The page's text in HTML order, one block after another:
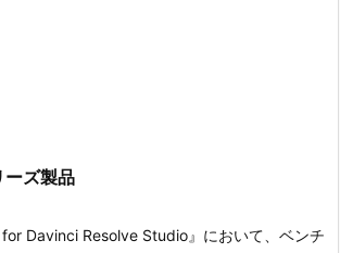
ズ製品
for Davinci Resolve Studio』において、ベンチ